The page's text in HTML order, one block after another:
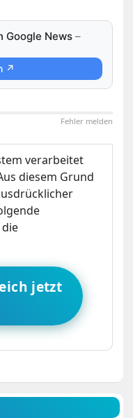
Google News –
↗
Fehler melden
verarbeitet
diesem Grund
jetzt